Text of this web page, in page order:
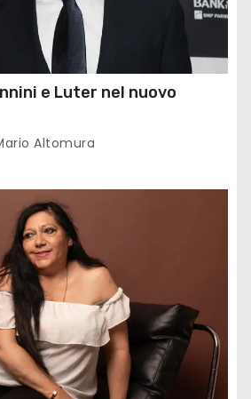
e Luter nel nuovo
Altomura